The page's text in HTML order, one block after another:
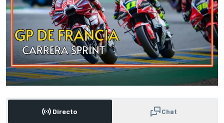
Directo Chat